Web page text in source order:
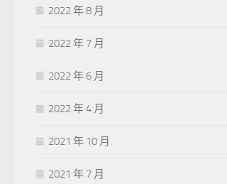
2022 年 8 月
2022 年 7 月
2022 年 6 月
2022 年 4 月
2021 年 10 月
2021 年 7 月